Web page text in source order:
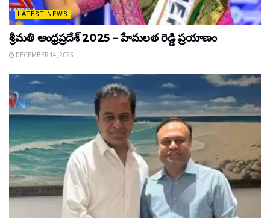
LATEST NEWS
శ్రీమతి ఆంధ్రప్రదేశ్ 2025 – హేమలత రెడ్డి ప్రయాణం
DECEMBER 14, 2025